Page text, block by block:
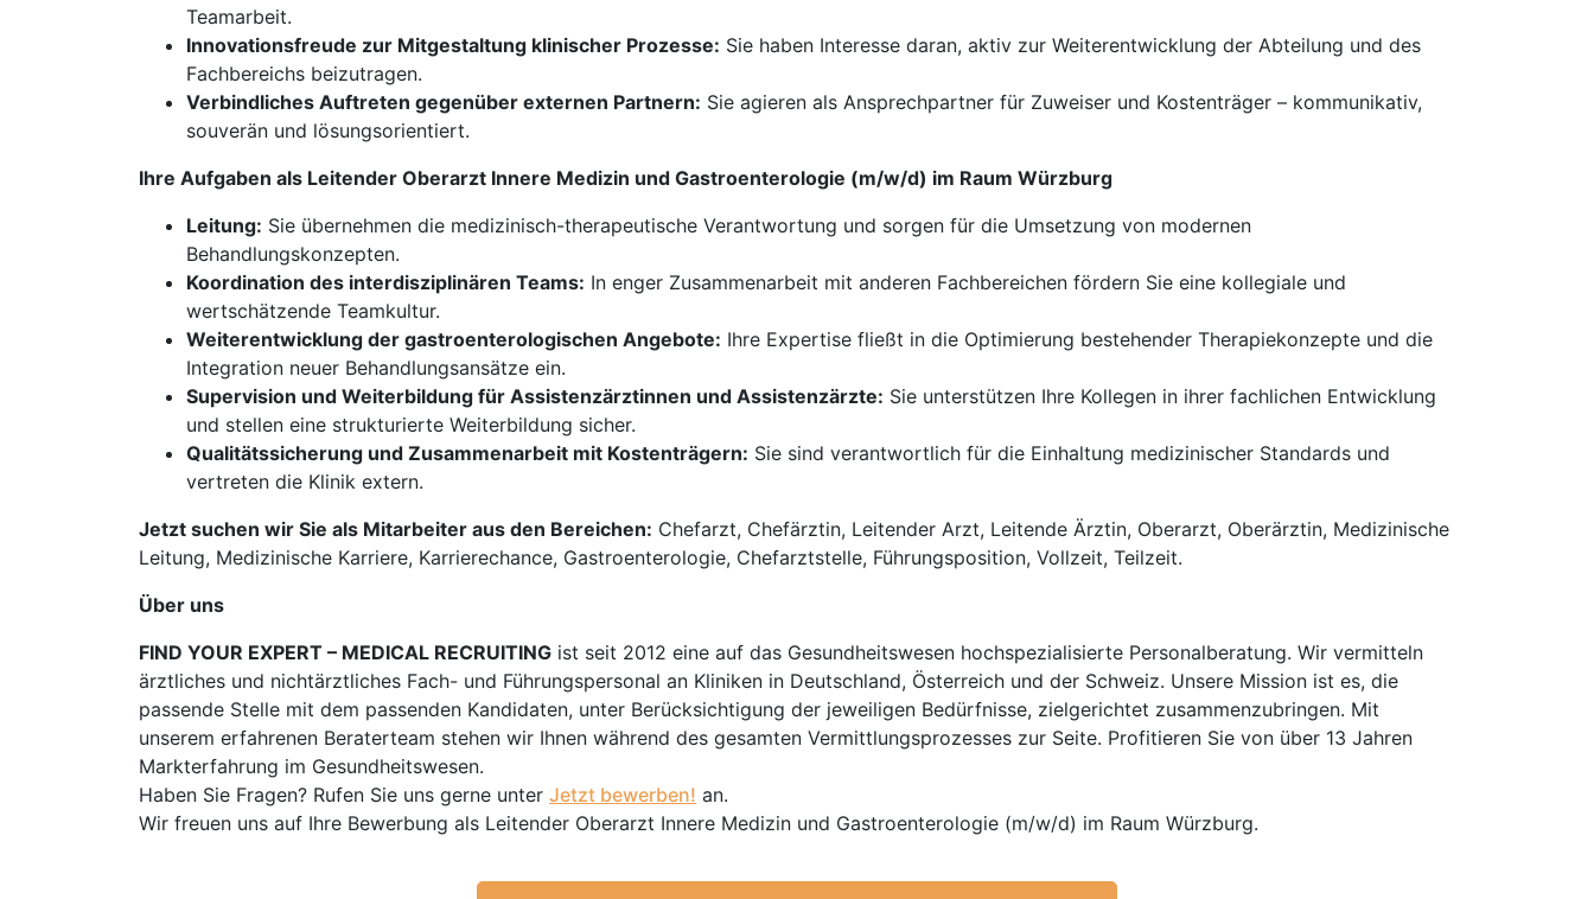
Teamarbeit.
Innovationsfreude zur Mitgestaltung klinischer Prozesse: Sie haben Interesse daran, aktiv zur Weiterentwicklung der Abteilung und des
Fachbereichs beizutragen.
Verbindliches Auftreten gegenüber externen Partnern: Sie agieren als Ansprechpartner für Zuweiser und Kostenträger – kommunikativ,
souverän und lösungsorientiert.
Ihre Aufgaben als Leitender Oberarzt Innere Medizin und Gastroenterologie (m/w/d) im Raum Würzburg
Leitung: Sie übernehmen die medizinisch-therapeutische Verantwortung und sorgen für die Umsetzung von modernen
Behandlungskonzepten.
Koordination des interdisziplinären Teams: In enger Zusammenarbeit mit anderen Fachbereichen fördern Sie eine kollegiale und
wertschätzende Teamkultur.
Weiterentwicklung der gastroenterologischen Angebote: Ihre Expertise fließt in die Optimierung bestehender Therapiekonzepte und die
Integration neuer Behandlungsansätze ein.
Supervision und Weiterbildung für Assistenzärztinnen und Assistenzärzte: Sie unterstützen Ihre Kollegen in ihrer fachlichen Entwicklung
und stellen eine strukturierte Weiterbildung sicher.
Qualitätssicherung und Zusammenarbeit mit Kostenträgern: Sie sind verantwortlich für die Einhaltung medizinischer Standards und
vertreten die Klinik extern.
Jetzt suchen wir Sie als Mitarbeiter aus den Bereichen: Chefarzt, Chefärztin, Leitender Arzt, Leitende Ärztin, Oberarzt, Oberärztin, Medizinische
Leitung, Medizinische Karriere, Karrierechance, Gastroenterologie, Chefarztstelle, Führungsposition, Vollzeit, Teilzeit.
Über uns
FIND YOUR EXPERT – MEDICAL RECRUITING ist seit 2012 eine auf das Gesundheitswesen hochspezialisierte Personalberatung. Wir vermitteln
ärztliches und nichtärztliches Fach- und Führungspersonal an Kliniken in Deutschland, Österreich und der Schweiz. Unsere Mission ist es, die
passende Stelle mit dem passenden Kandidaten, unter Berücksichtigung der jeweiligen Bedürfnisse, zielgerichtet zusammenzubringen. Mit
unserem erfahrenen Beraterteam stehen wir Ihnen während des gesamten Vermittlungsprozesses zur Seite. Profitieren Sie von über 13 Jahren
Markterfahrung im Gesundheitswesen.
Haben Sie Fragen? Rufen Sie uns gerne unter Jetzt bewerben! an.
Wir freuen uns auf Ihre Bewerbung als Leitender Oberarzt Innere Medizin und Gastroenterologie (m/w/d) im Raum Würzburg.